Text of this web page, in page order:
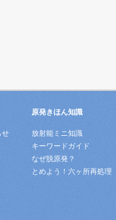
せ
原発きほん知識
放射能ミニ知識
キーワードガイド
なぜ脱原発？
とめよう！六ヶ所再処理